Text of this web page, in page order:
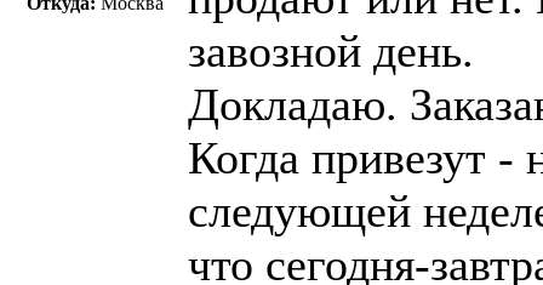
завозной день.
Докладаю.
Когда привезут -
следующей
что сегодня-